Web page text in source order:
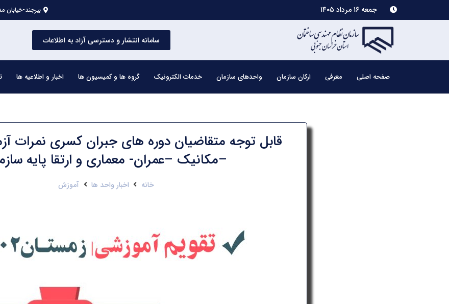
جمعه ۱۶ مرداد ۱۴۰۵ بیرجند-خیابان
سامانه انتشار و دسترسی آزاد به اطلاعات
صفحه اصلی معرفی ارکان سازمان واحدهای سازمان خدمات الکترونیک گروه ها و کمیسیون ها اخبار و اطلاعیه ها
قابل توجه متقاضیان دوره های جبران کسری نمرات
–مکانیک –عمران- معماری و ارتقا پایه
خانه اخبار واحد ها آموزش